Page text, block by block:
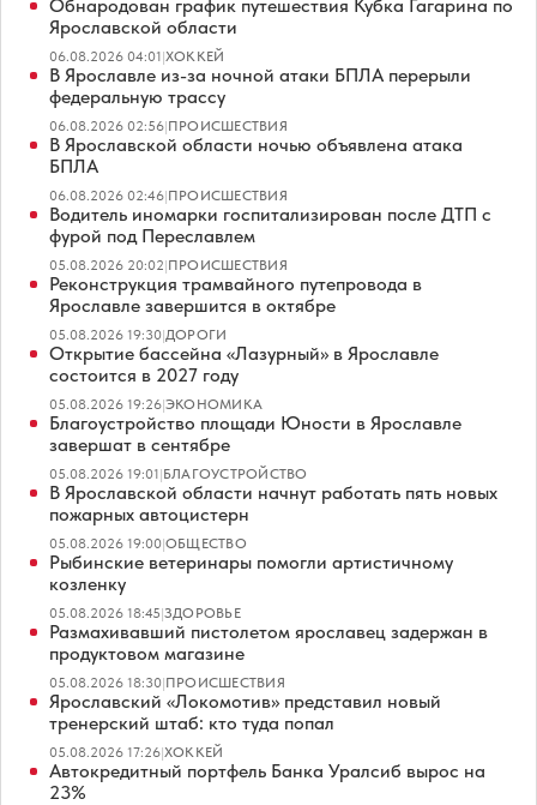
Обнародован график путешествия Кубка Гагарина по
Ярославской области
06.08.2026 04:01|ХОККЕЙ
В Ярославле из-за ночной атаки БПЛА перерыли
федеральную трассу
06.08.2026 02:56|ПРОИСШЕСТВИЯ
В Ярославской области ночью объявлена атака
БПЛА
06.08.2026 02:46|ПРОИСШЕСТВИЯ
Водитель иномарки госпитализирован после ДТП с
фурой под Переславлем
05.08.2026 20:02|ПРОИСШЕСТВИЯ
Реконструкция трамвайного путепровода в
Ярославле завершится в октябре
05.08.2026 19:30|ДОРОГИ
Открытие бассейна «Лазурный» в Ярославле
состоится в 2027 году
05.08.2026 19:26|ЭКОНОМИКА
Благоустройство площади Юности в Ярославле
завершат в сентябре
05.08.2026 19:01|БЛАГОУСТРОЙСТВО
В Ярославской области начнут работать пять новых
пожарных автоцистерн
05.08.2026 19:00|ОБЩЕСТВО
Рыбинские ветеринары помогли артистичному
козленку
05.08.2026 18:45|ЗДОРОВЬЕ
Размахивавший пистолетом ярославец задержан в
продуктовом магазине
05.08.2026 18:30|ПРОИСШЕСТВИЯ
Ярославский «Локомотив» представил новый
тренерский штаб: кто туда попал
05.08.2026 17:26|ХОККЕЙ
Автокредитный портфель Банка Уралсиб вырос на
23%